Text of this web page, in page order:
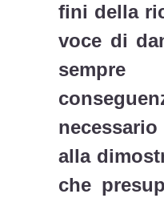
fini della
voce di
alla
che